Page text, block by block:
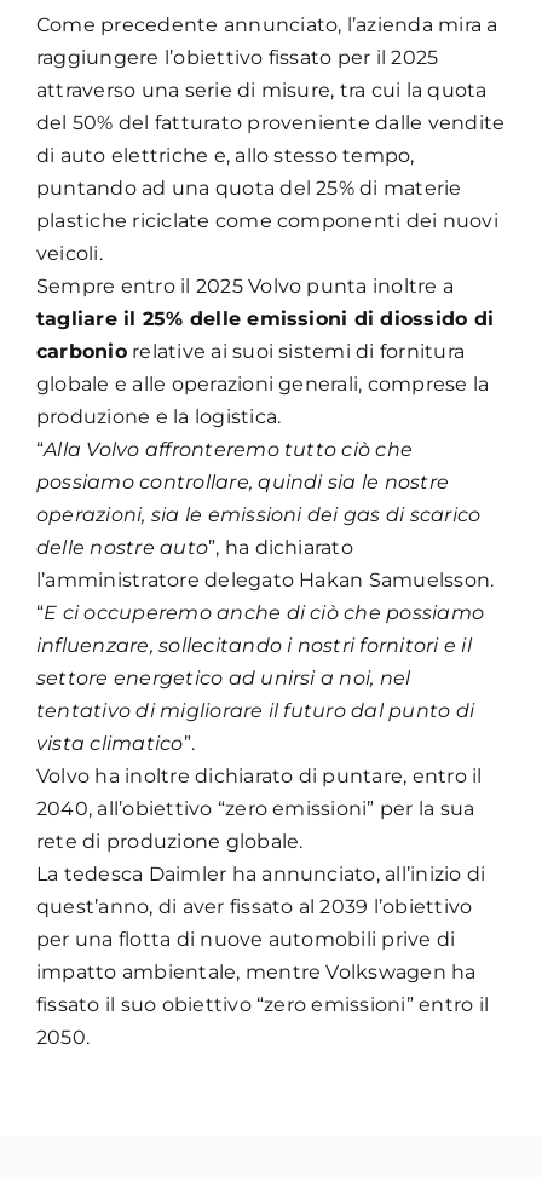
Come precedente annunciato, l’azienda mira a
raggiungere l’obiettivo fissato per il 2025
attraverso una serie di misure, tra cui la quota
del 50% del fatturato proveniente dalle vendite
di auto elettriche e, allo stesso tempo,
puntando ad una quota del 25% di materie
plastiche riciclate come componenti dei nuovi
veicoli.
Sempre entro il 2025 Volvo punta inoltre a
tagliare il 25% delle emissioni di diossido di
carboniorelative ai suoi sistemi di fornitura
globale e alle operazioni generali, comprese la
produzione e la logistica.
“Alla Volvo affronteremo tutto ciò che
possiamo controllare, quindi sia le nostre
operazioni, sia le emissioni dei gas di scarico
delle nostre auto”, ha dichiarato
l’amministratore delegato Hakan Samuelsson.
“E ci occuperemo anche di ciò che possiamo
influenzare, sollecitando i nostri fornitori e il
settore energetico ad unirsi a noi, nel
tentativo di migliorare il futuro dal punto di
vista climatico”.
Volvo ha inoltre dichiarato di puntare, entro il
2040, all’obiettivo “zero emissioni” per la sua
rete di produzione globale.
La tedesca Daimler ha annunciato, all’inizio di
quest’anno, di aver fissato al 2039 l’obiettivo
per una flotta di nuove automobili prive di
impatto ambientale, mentre Volkswagen ha
fissato il suo obiettivo “zero emissioni” entro il
2050.